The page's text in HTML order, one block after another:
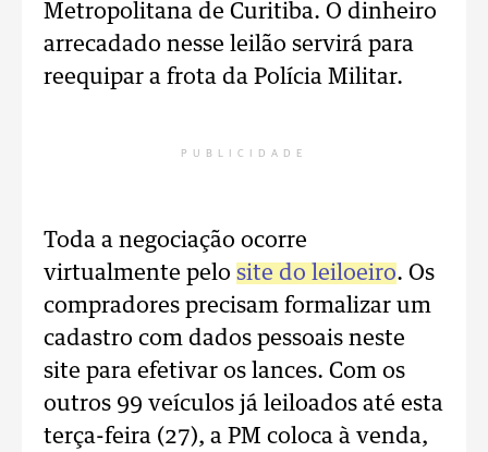
Metropolitana de Curitiba. O dinheiro
arrecadado nesse leilão servirá para
reequipar a frota da Polícia Militar.
PUBLICIDADE
Toda a negociação ocorre
virtualmente pelo site do leiloeiro. Os
compradores precisam formalizar um
cadastro com dados pessoais neste
site para efetivar os lances. Com os
outros 99 veículos já leiloados até esta
terça-feira (27), a PM coloca à venda,